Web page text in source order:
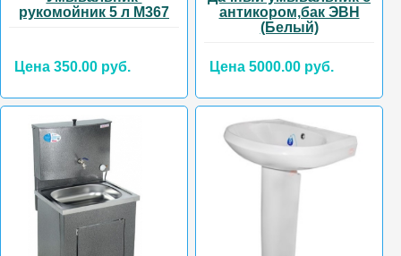
рукомойник 5 л М367
Цена 350.00 руб.
антикором,бак ЭВН
(Белый)
Цена 5000.00 руб.